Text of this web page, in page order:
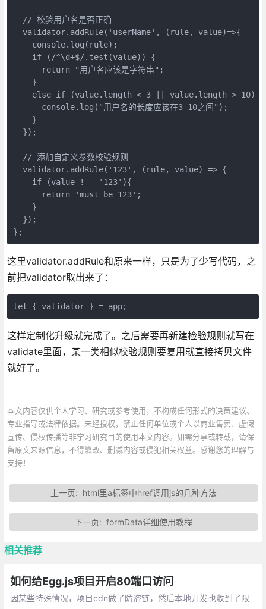
  // 校验用户名是否正确
  validator.addRule('userName', (rule, value)=>{
    console.log(rule);
    if (/^\d+$/.test(value)) {
      return "用户名应该是字符串";
    }
    else if (value.length < 3 || value.length > 10) {
      console.log("用户名的长度应该在3-10之间");
    }
  });
  // 添加自定义参数校验规则
  validator.addRule('123', (rule, value) => {
    if (value !== '123'){
      return 'must be 123';
    }
  });
};
这里validator.addRule和原来一样，只是为了少写代码，之
前把validator取出来了：
let { validator } = app;
这样定制化升级就完成了。之后需要再新建检验规则就写在
validate里面，某一类相似校验规则要复用就直接拷贝文件
就好了。
本文内容仅供个人学习、研究或参考使用，不构成任何形式的决策建议、
专业指导或法律依据。未经授权，禁止任何单位或个人以商业售卖、虚假
宣传、侵权传播等非学习研究目的使用本文内容。如需分享或转载，请保
留原文来源信息，不得篡改、删减内容或侵犯相关权益。感谢您的理解与
支持！
上一页: html里a标签中href调用js的几种方法
下一页:formData详细使用教程
相关推荐
如何给Egg.js项目开启80端口访问
因某些特殊情况，项目cdn做了防盗链，然后本地开发也收到了限